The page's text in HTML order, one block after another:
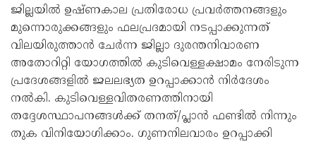
ജില്ലയിൽ ഉഷ്ണകാല പ്രതിരോധ പ്രവർത്തനങ്ങളും
മുന്നൊരുക്കങ്ങളും ഫലപ്രദമായി നടപ്പാക്കുന്നത്
വിലയിരുത്താൻ ചേർന്ന ജില്ലാ ദുരന്തനിവാരണ
അതോറിറ്റി യോഗത്തിൽ കുടിവെള്ളക്ഷാമം നേരിടുന്ന
പ്രദേശങ്ങളിൽ ജലലഭ്യത ഉറപ്പാക്കാൻ നിർദേശം
നൽകി. കുടിവെള്ളവിതരണത്തിനായി
തദ്ദേശസ്ഥാപനങ്ങൾക്ക് തനത്/പ്ലാൻ ഫണ്ടിൽ നിന്നും
തുക വിനിയോഗിക്കാം. ഗുണനിലവാരം ഉറപ്പാക്കി